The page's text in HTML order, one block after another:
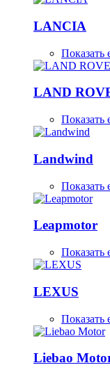
LANCIA
Показать
LAND
Показать
Landwind
Показать
Leapmotor
Показать
LEXUS
Показать
Liebao